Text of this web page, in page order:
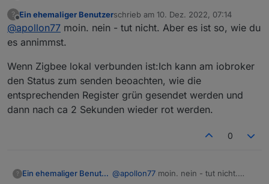
den adapter, auch wenns tut. Bitte auch in der App
(nicht im WLAN sondern mobil internet) was schalten
weil das was ich noch unsicher bin ist ob das Live
sehen. Also ich glaube das steuern geht aber die
ich das log
?
Offline
Ein ehemaliger Benutzerschrieb am 10. Dez. 2022, 07:14
zuletzt editiert von
@apollon77 moin. nein - tut nicht. Aber es ist so, wie du
es annimmst.
Wenn Zigbee lokal verbunden ist:Ich kann am iobroker
den Status zum senden beoachten, wie die
entsprechenden Register grün gesendet werden und
dann nach ca 2 Sekunden wieder rot werden.
0
? Ein ehemaliger Benutzer @apollon77 moin. nein - tut nicht.